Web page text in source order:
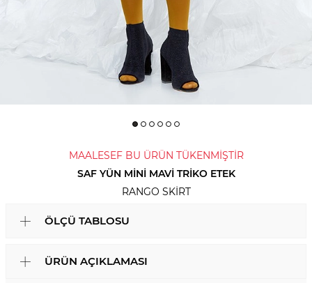
MAALESEF BU ÜRÜN TÜKENMİŞTİR
SAF YÜN MINI MAVI TRIKO ETEK
RANGO SKIRT
ÖLÇÜ TABLOSU
ÜRÜN AÇIKLAMASI